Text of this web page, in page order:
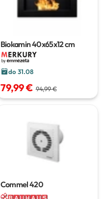
Biokamin40x65x12 cm
do 31.08
79,99 € 94,99 €
Commel 420